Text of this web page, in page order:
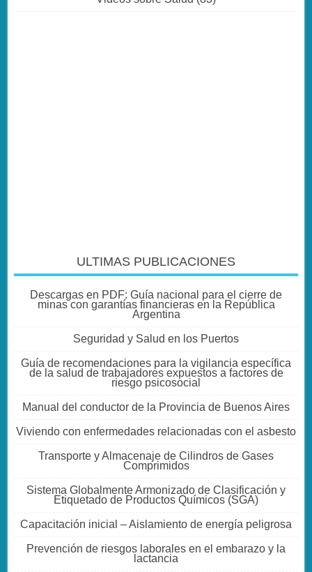
ULTIMAS PUBLICACIONES
Descargas en PDF: Guía nacional para el cierre de
minas con garantías financieras en la República
Argentina
Seguridad y Salud en los Puertos
Guía de recomendaciones para la vigilancia específica
de la salud de trabajadores expuestos a factores de
riesgo psicosocial
Manual del conductor de la Provincia de Buenos Aires
Viviendo con enfermedades relacionadas con el asbesto
Transporte y Almacenaje de Cilindros de Gases
Comprimidos
Sistema Globalmente Armonizado de Clasificación y
Etiquetado de Productos Químicos (SGA)
Capacitación inicial – Aislamiento de energía peligrosa
Prevención de riesgos laborales en el embarazo y la
lactancia